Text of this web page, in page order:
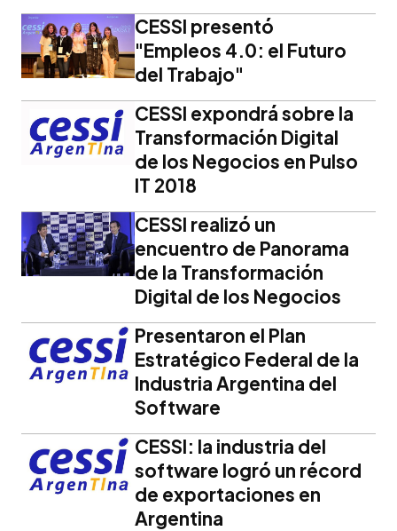
CESSI presentó
"Empleos 4.0: el Futuro
del Trabajo"
CESSI expondrá sobre la
Transformación Digital
de los Negocios en Pulso
IT 2018
CESSI realizó un
encuentro de Panorama
de la Transformación
Digital de los Negocios
Presentaron el Plan
Estratégico Federal de la
Industria Argentina del
Software
CESSI: la industria del
software logró un récord
de exportaciones en
Argentina